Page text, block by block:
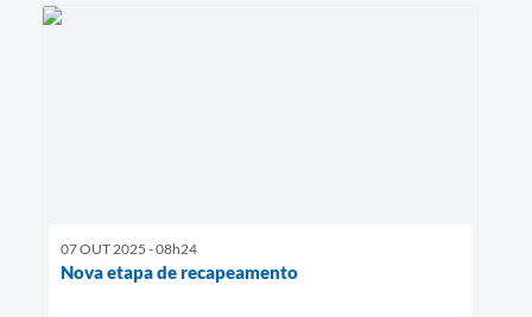
07 OUT 2025 - 08h24
Nova etapa de recapeamento